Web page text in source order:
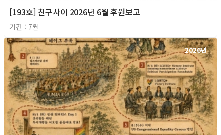
[193호] 친구사이 2026년 6월 후원보고
기간 : 7월
2026년